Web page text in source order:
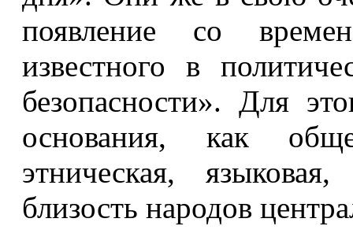
появление со
известного в
безопасности». Для
основания, как
этническая,
близость народов